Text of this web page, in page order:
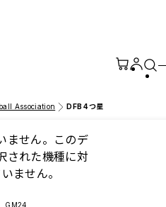
Association DFB 4つ星
ません。このデ
された機種に対
ません。
GM24